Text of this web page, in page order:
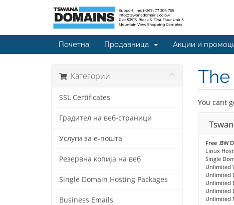
Почетна Продавница Акции и
Категории
SSL Certificates
Градител на веб-страници
Услуги за е-пошта
Резервна копија на веб
Single Domain Hosting Packages
Business Emails
You cant
Free .BW
Linux
Single
Unlimited
Unlimited
Unlimited
Unlimited
Unlimited